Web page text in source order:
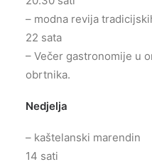
– modna revija
22 sata
– Večer gastronomije u
obrtnika.
Nedjelja
– kaštelanski marendin
14 sati